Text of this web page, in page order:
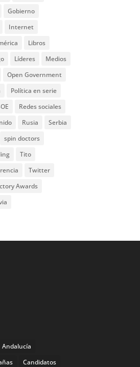
Gobierno
Internet
Libros
Líderes
Medios
Open Government
Política en serie
Redes sociales
Rusia
Serbia
spin doctors
Tito
Twitter
Awards
Andalucía
Candidatos